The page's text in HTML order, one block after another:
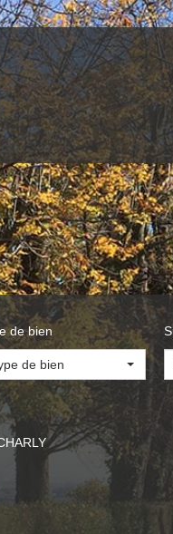
de bien
de bien